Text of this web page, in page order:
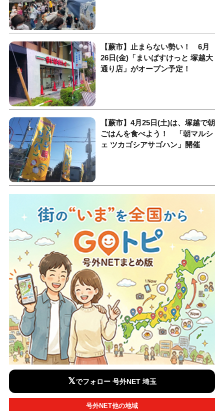
【蕨市】止まらない勢い！ 6月
26日(金)「まいばすけっと 塚越大
通り店」がオープン予定！
【蕨市】4月25日(土)は、塚越で朝
ごはんを食べよう！ 「朝マルシ
ェ ツカゴシアサゴハン」開催
𝕏でフォロー 号外NET 埼玉
号外NET他の地域